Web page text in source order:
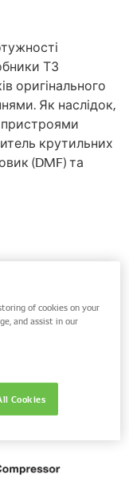
ТЗ
оригінального
Як наслідок,
пристроями
крутильних
(DMF) та
of cookies on your
and assist in our
Cookies